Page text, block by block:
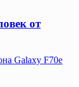
от
Galaxy F70e